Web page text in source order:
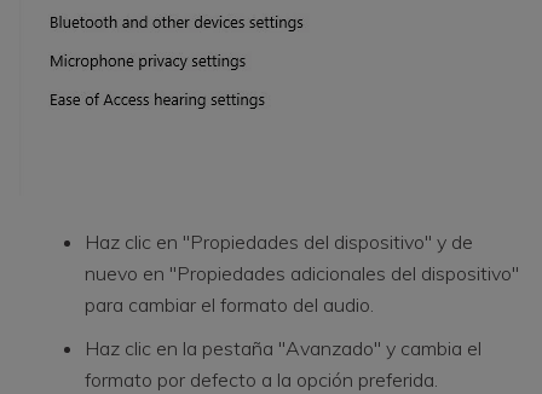
Haz clic en "Propiedades del dispositivo" y de
nuevo en "Propiedades adicionales del dispositivo"
para cambiar el formato del audio.
Haz clic en la pestaña "Avanzado" y cambia el
formato por defecto a la opción preferida.